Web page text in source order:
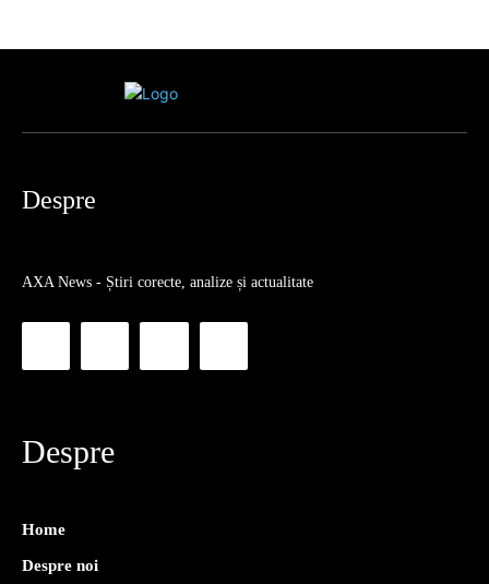
Despre
AXA News - Știri corecte, analize și actualitate
Despre
Home
Despre noi